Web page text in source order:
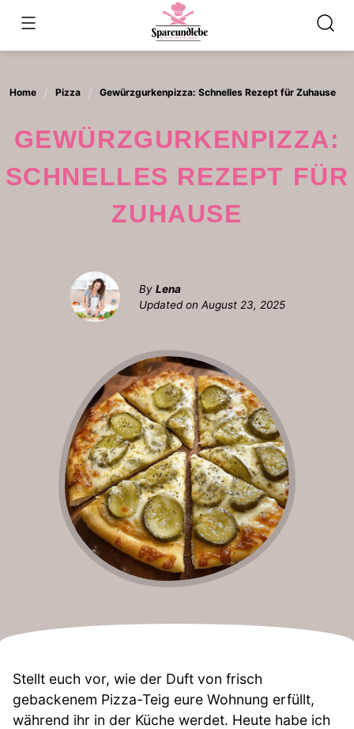
content
Home Pizza Gewürzgurkenpizza: Schnelles Rezept für Zuhause
GEWÜRZGURKENPIZZA:
SCHNELLES REZEPT FÜR
ZUHAUSE
By Lena
Updated on August 23, 2025
Stellt euch vor, wie der Duft von frisch
gebackenem Pizza-Teig eure Wohnung erfüllt,
während ihr in der Küche werdet. Heute habe ich